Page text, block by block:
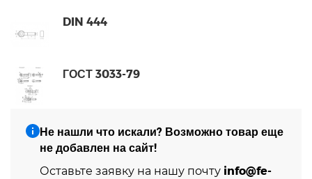
DIN 444
ГОСТ 3033-79
Не нашли что искали? Возможно товар еще
не добавлен на сайт!
Оставьте заявку на нашу почту info@fe-